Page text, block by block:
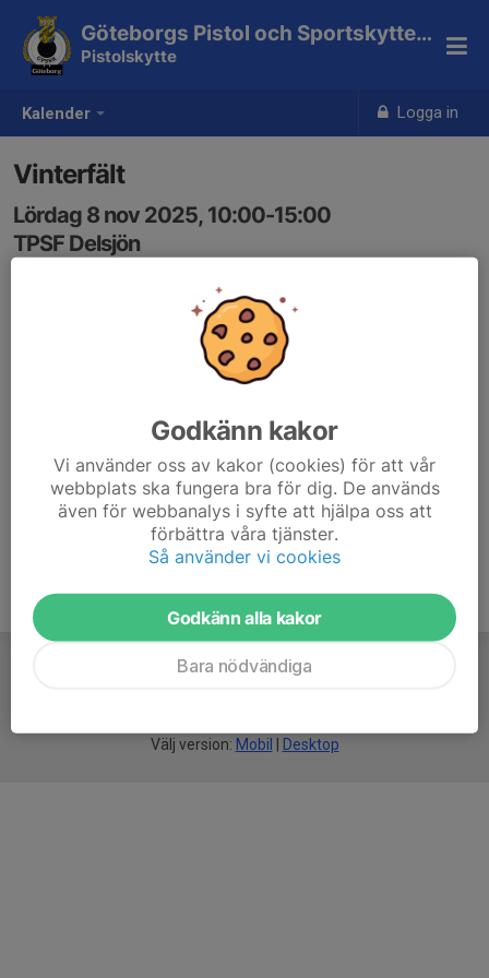
Kalender Logga in
Göteborgs Pistol och Sportskytteklubb
Pistolskytte
Vinterfält
Lördag 8 nov 2025, 10:00-15:00
TPSF Delsjön
Välj version: Mobil Desktop
Godkänn kakor
Vi använder oss av kakor (cookies) för att vår
webbplats ska fungera bra för dig. De används
även för webbanalys i syfte att hjälpa oss att
förbättra våra tjänster.
Så använder vi cookies
Godkänn alla kakor
Bara nödvändiga